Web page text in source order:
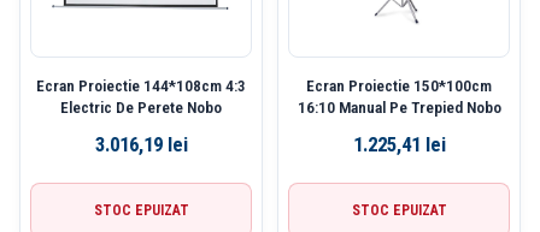
Ecran Proiectie 144*108cm 4:3
Electric De Perete Nobo
3.016,19 lei
STOC EPUIZAT
Ecran Proiectie 150*100cm
16:10 Manual Pe Trepied Nobo
1.225,41 lei
STOC EPUIZAT